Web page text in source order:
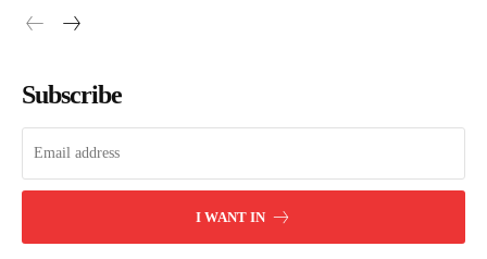
Subscribe
I WANT IN